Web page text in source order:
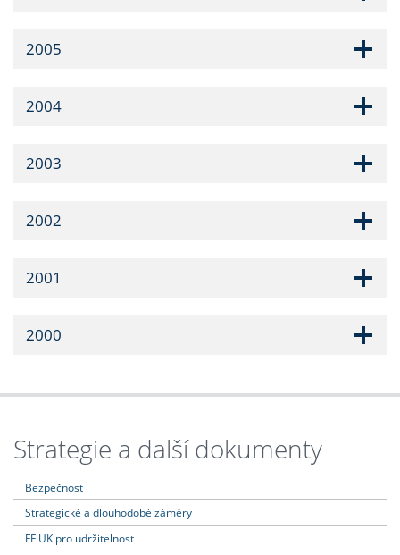
2005
2004
2003
2002
2001
2000
Strategie a další dokumenty
Bezpečnost
Strategické a dlouhodobé záměry
FF UK pro udržitelnost